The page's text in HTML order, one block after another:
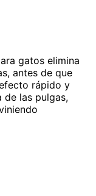
gatos elimina
antes de que
rápido y
de las pulgas,